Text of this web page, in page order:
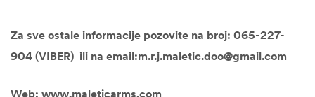
Za sve ostale informacije pozovite na broj: 065-227-
904 (VIBER) ili na email:m.r.j.maletic.doo@gmail.com
Web: www.maleticarms.com